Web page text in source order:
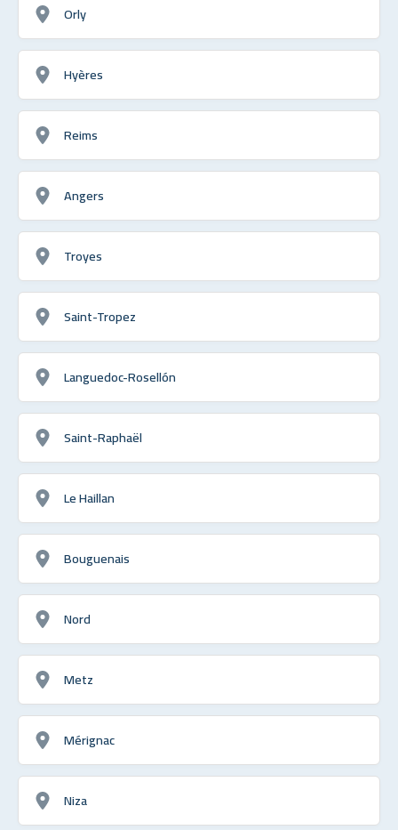
Orly
Hyères
Reims
Angers
Troyes
Saint-Tropez
Languedoc-Rosellón
Saint-Raphaël
Le Haillan
Bouguenais
Nord
Metz
Mérignac
Niza